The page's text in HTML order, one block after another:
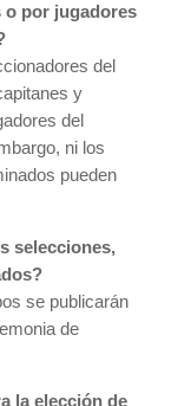
o por jugadores
del
y
del
ni los
pueden
selecciones,
se publicarán
de
la elección de